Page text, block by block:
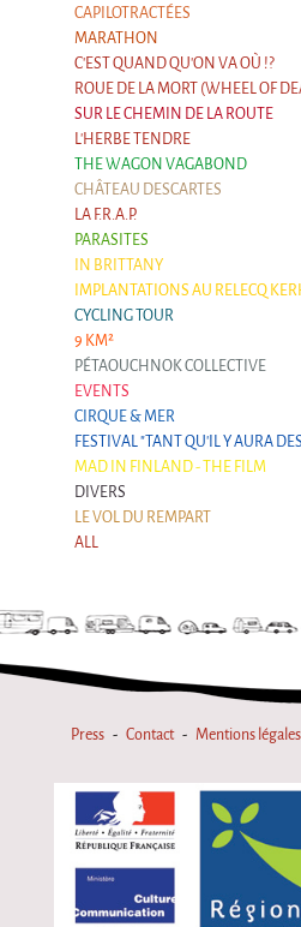
CAPILOTRACTÉES
MARATHON
C'EST QUAND QU'ON VA OÙ !?
ROUE DE LA MORT (WHEEL OF
SUR LE CHEMIN DE LA ROUTE
L'HERBE TENDRE
THE WAGON VAGABOND
CHÂTEAU DESCARTES
LA F.R.A.P.
PARASITES
IN BRITTANY
IMPLANTATIONS AU RELECQ
CYCLING TOUR
9 KM²
PÉTAOUCHNOK COLLECTIVE
EVENTS
CIRQUE & MER
FESTIVAL "TANT QU'IL Y AURA
MAD IN FINLAND - THE FILM
DIVERS
LE VOL DU REMPART
ALL
Press Contact Mentions légales